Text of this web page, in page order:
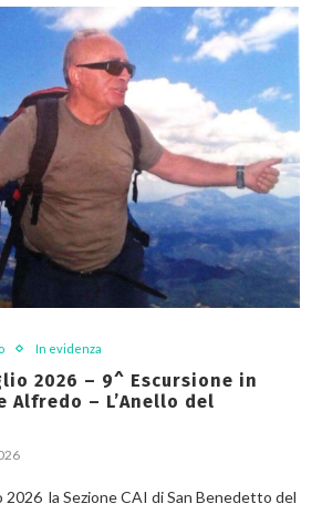
In evidenza
2026 – 9^ Escursione in
Alfredo – L’Anello del
2026 la Sezione CAI di San Benedetto del